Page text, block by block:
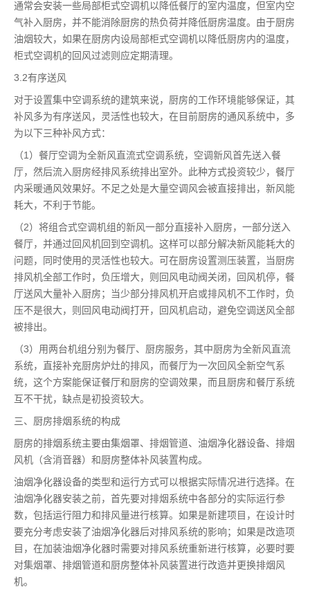
通常会安装一些局部柜式空调机以降低餐厅的室内温度，但室内空
气补入厨房，并不能消除厨房的热负荷并降低厨房温度。由于厨房
油烟较大，如果在厨房内设局部柜式空调机以降低厨房内的温度，
柜式空调机的回风过滤则应定期清理。
3.2有序送风
对于设置集中空调系统的建筑来说，厨房的工作环境能够保证，其
补风多为有序送风，灵活性也较大，在目前厨房的通风系统中，多
为以下三种补风方式：
（1）餐厅空调为全新风直流式空调系统，空调新风首先送入餐
厅，然后流入厨房经排风系统排出室外。此种方式投资较少，餐厅
内采暖通风效果好。不足之处是大量空调风会被直接排出，新风能
耗大，不利于节能。
（2）将组合式空调机组的新风一部分直接补入厨房，一部分送入
餐厅，并通过回风机回到空调机。这样可以部分解决新风能耗大的
问题，同时使用的灵活性也较大。可在厨房设置测压装置，当厨房
排风机全部工作时，负压增大，则回风电动阀关闭，回风机停，餐
厅送风大量补入厨房；当少部分排风机开启或排风机不工作时，负
压不是很大，则回风电动阀打开，回风机启动，避免空调送风全部
被排出。
（3）用两台机组分别为餐厅、厨房服务，其中厨房为全新风直流
系统，直接补充厨房炉灶的排风，而餐厅为一次回风全新空气系
统，这个方案能保证餐厅和厨房的空调效果，而且厨房和餐厅系统
互不干扰，缺点是初投资较大。
三、厨房排烟系统的构成
厨房的排烟系统主要由集烟罩、排烟管道、油烟净化器设备、排烟
风机（含消音器）和厨房整体补风装置构成。
油烟净化器设备的类型和运行方式可以根据实际情况进行选择。在
油烟净化器安装之前，首先要对排烟系统中各部分的实际运行参
数，包括运行阻力和排风量进行核算。如果是新建项目，在设计时
要充分考虑安装了油烟净化器后对排风系统的影响；如果是改造项
目，在加装油烟净化器时需要对排风系统重新进行核算，必要时要
对集烟罩、排烟管道和厨房整体补风装置进行改造并更换排烟风
机。